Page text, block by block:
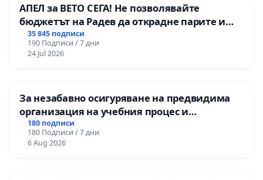
АПЕЛ за ВЕТО СЕГА! Не позволявайте
бюджетът на Радев да открадне парите и
правата ни в тъмното
35 845 подписи
190 Подписи / 7 дни
24 Jul 2026
За незабавно осигуряване на предвидима
организация на учебния процес и
гарантиране на правото на равнопоставено
и качествено образование на учениците от
ОУ „Княз Александър I“ и Хуманитарна
180 подписи
180 Подписи / 7 дни
6 Aug 2026